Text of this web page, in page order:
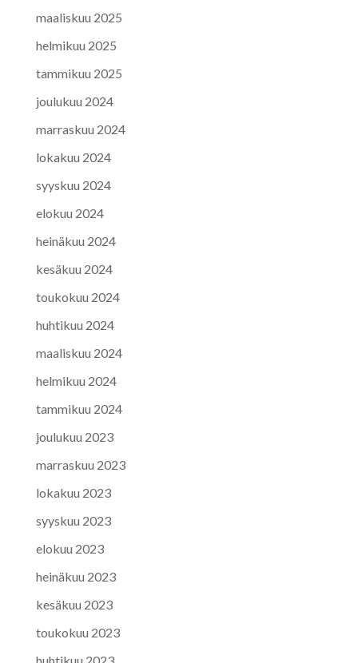
maaliskuu 2025
helmikuu 2025
tammikuu 2025
joulukuu 2024
marraskuu 2024
lokakuu 2024
syyskuu 2024
elokuu 2024
heinäkuu 2024
kesäkuu 2024
toukokuu 2024
huhtikuu 2024
maaliskuu 2024
helmikuu 2024
tammikuu 2024
joulukuu 2023
marraskuu 2023
lokakuu 2023
syyskuu 2023
elokuu 2023
heinäkuu 2023
kesäkuu 2023
toukokuu 2023